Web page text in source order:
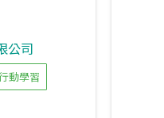
公司
動學習